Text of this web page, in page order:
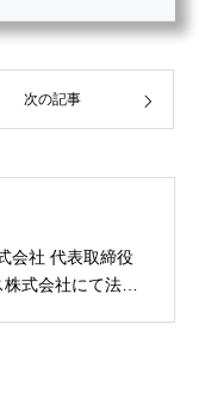
次の記事
会社 代表取締役
式会社にて法人
プランソフトおよ
「YouWill-CRM」